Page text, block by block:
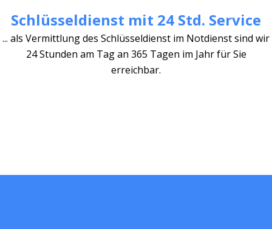
Schlüsseldienst mit 24 Std. Service
... als Vermittlung des Schlüsseldienst im Notdienst sind wir
24 Stunden am Tag an 365 Tagen im Jahr für Sie
erreichbar.